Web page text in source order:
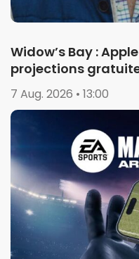
Widow’s Bay :
projections
de la saison 1
7 Aug. 2026 • 13:00